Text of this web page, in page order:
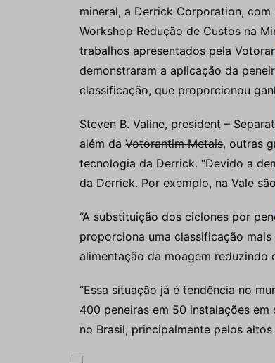
mineral, a Derrick Corporation,
Workshop Redução de Custos na
trabalhos apresentados pela
demonstraram a aplicação da
classificação, que proporcionou
Steven B. Valine, president –
além daVotorantim Metais, outras
tecnologia da Derrick. “Devido a
da Derrick. Por exemplo, na Vale
“A substituição dos ciclones por
proporciona uma classificação
alimentação da moagem reduzindo
“Essa situação já é tendência no
400 peneiras em 50 instalações
no Brasil, principalmente pelos